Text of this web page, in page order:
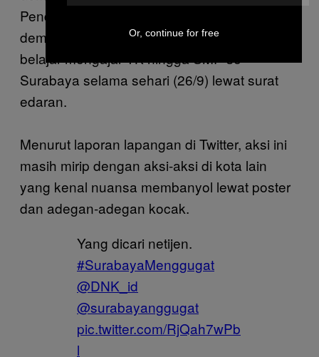
Pendidikan Surabaya merespons
demonstrasi denganmeliburkankegiatan
belajar mengajar TK hingga SMP se-
Surabaya selama sehari (26/9) lewat surat
edaran.
Menurut laporan lapangan di Twitter, aksi ini
masih mirip dengan aksi-aksi di kota lain
yang kenal nuansa membanyol lewat poster
dan adegan-adegan kocak.
Yang dicari netijen.
#SurabayaMenggugat
@DNK_id
@surabayanggugat
pic.twitter.com/RjQah7wPb
l
Or, continue for free